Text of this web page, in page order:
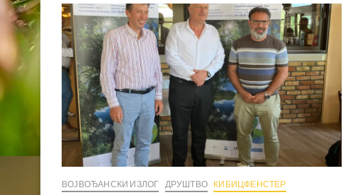
У
ИСТАНБУЛУ
СА
ТУРСКИМ
ПРИВРЕДНИЦИМА
–
ПОТПИСАН
СПОРАЗУМ
О
САРАДЊИ
ИЗМЕЂУ
ПРИВРЕДНИХ
КОМОРА
ВОЈВОЂАНСКИ ИЗЛОГ ДРУШТВО КИБИЦФЕНСТЕР